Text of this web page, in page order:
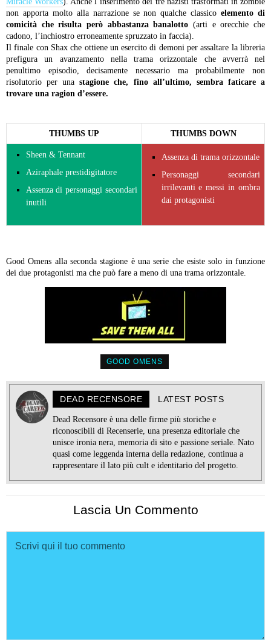
non apporta molto alla narrazione se non qualche classicoelemento di
comicità che risulta però abbastanza banalotto (arti e orecchie che
cadono, l’inchiostro erroneamente spruzzato in faccia).
Il finale con Shax che ottiene un esercito di demoni per assaltare la libreria
prefigura un avanzamento nella trama orizzontale che avverrà nel
penultimo episodio, decisamente necessario ma probabilmente non
risolutorio per unastagione che, fino all’ultimo, sembra faticare a
trovare una ragion d’essere.
THUMBS UP THUMBS DOWN
Sheen & Tennant
Aziraphale prestidigitatore
Assenza di personaggi secondari
inutili
Assenza di trama orizzontale
Personaggi secondari
irrilevanti e messi in ombra
dai protagonisti
Good Omens alla seconda stagione è una serie che esiste solo in funzione
dei due protagonisti ma che può fare a meno di una trama orizzontale.
GOOD OMENS
DEAD RECENSORE LATEST POSTS
Dead Recensore è una delle firme più storiche e
riconoscibili di Recenserie, una presenza editoriale che
unisce ironia nera, memoria di sito e passione seriale. Nato
quasi come leggenda interna della redazione, continua a
rappresentare il lato più cult e identitario del progetto.
Lascia Un Commento